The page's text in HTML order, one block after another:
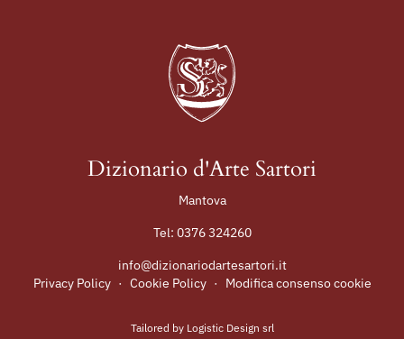
Dizionario d'Arte Sartori
Mantova
Tel: 0376 324260
info@dizionariodartesartori.it
Privacy Policy · Cookie Policy · Modifica consenso cookie
Tailored by Logistic Design srl